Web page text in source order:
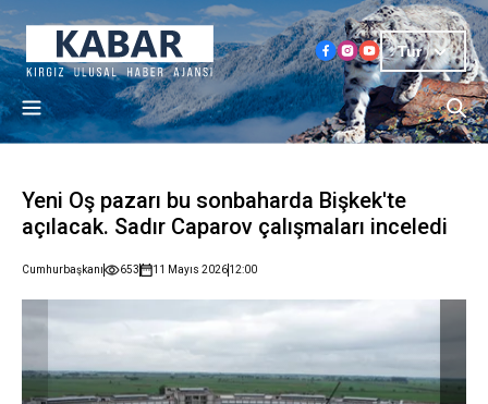
Tur
Yeni Oş pazarı bu sonbaharda Bişkek'te
açılacak. Sadır Caparov çalışmaları inceledi
Cumhurbaşkanı 653 11 Mayıs 202612:00